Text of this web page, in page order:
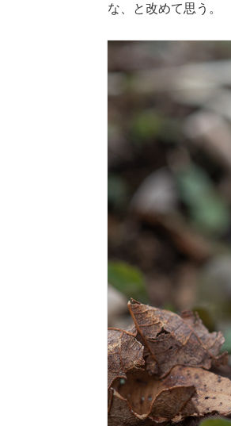
な、と改めて思う。